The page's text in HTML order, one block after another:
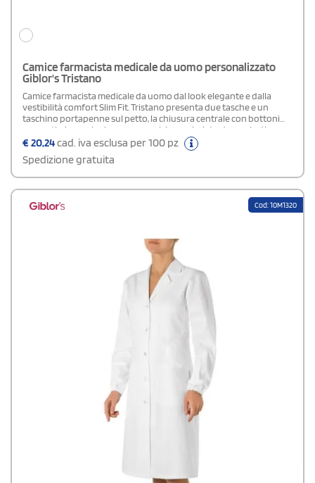
Camice farmacista medicale da uomo personalizzato
Giblor's Tristano
Camice farmacista medicale da uomo dal look elegante e dalla
vestibilità comfort Slim Fit. Tristano presenta due tasche e un
taschino portapenne sul petto, la chiusura centrale con bottoni
nascosti e la manica lunga, con polsino arricciato da un elastico
interno. È realizzato in tessuto gabardina 100% cotone, dalla mano
liscia e dallo stiro facile. Ha la sua variante femminile nel camice
Isotta.
€20,24cad. iva esclusa per 100 pz
Spedizione gratuita
Cod: 10M1320